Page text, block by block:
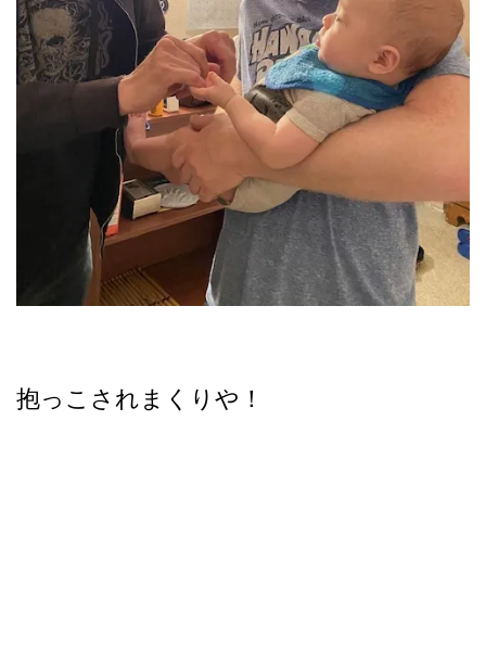
抱っこされまくりや！